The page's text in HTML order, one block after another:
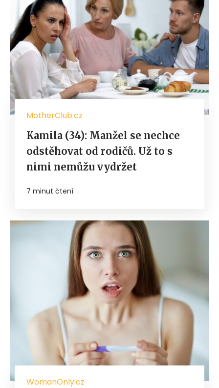
MotherClub.cz
Kamila (34): Manžel se nechce
odstěhovat od rodičů. Už to s
nimi nemůžu vydržet
7 minut čtení
WomanOnly.cz